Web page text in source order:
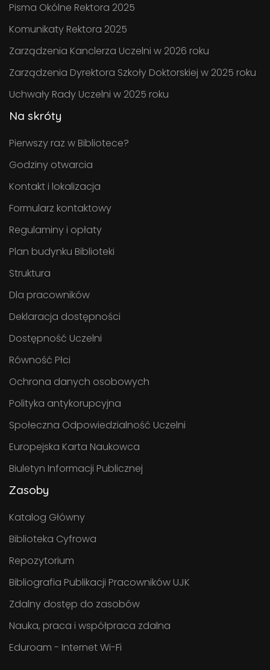
Pisma Okólne Rektora 2025
Komunikaty Rektora 2025
Zarządzenia Kanclerza Uczelni w 2026 roku
Zarządzenia Dyrektora Szkoły Doktorskiej w 2025 roku
Uchwały Rady Uczelni w 2025 roku
Na skróty
Pierwszy raz w Bibliotece?
Godziny otwarcia
Kontakt i lokalizacja
Formularz kontaktowy
Regulaminy i opłaty
Plan budynku Biblioteki
Struktura
Dla pracowników
Deklaracja dostępności
Dostępność Uczelni
Równość Płci
Ochrona danych osobowych
Polityka antykorupcyjna
Społeczna Odpowiedzialność Uczelni
Europejska Karta Naukowca
Biuletyn Informacji Publicznej
Zasoby
Katalog Główny
Biblioteka Cyfrowa
Repozytorium
Bibliografia Publikacji Pracowników UJK
Zdalny dostęp do zasobów
Nauka, praca i współpraca zdalna
Eduroam - Internet Wi-Fi